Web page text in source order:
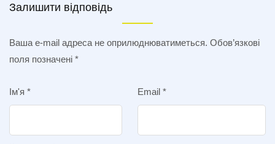
Залишити відповідь
Ваша e-mail адреса не оприлюднюватиметься. Обов’язкові
поля позначені *
Ім'я * Email *